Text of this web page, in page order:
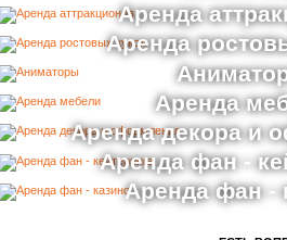
Аренда
Аренда
Аренда
Аренда декора и
Аренда фан -
Аренда фан -